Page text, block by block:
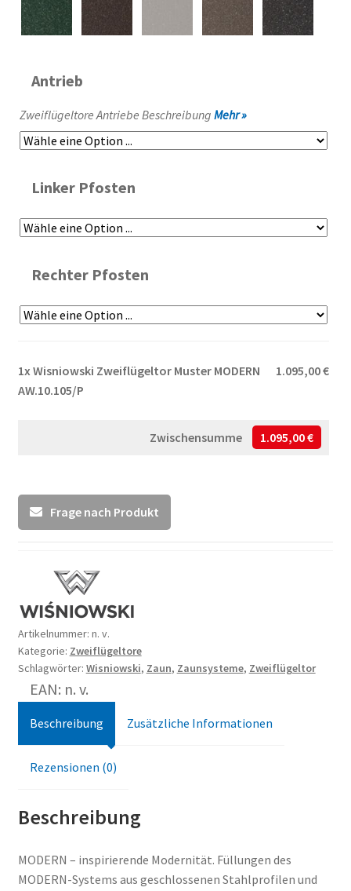
Antrieb
Zweiflügeltore Antriebe Beschreibung Mehr »
Linker Pfosten
Rechter Pfosten
1x Wisniowski Zweiflügeltor Muster MODERN
AW.10.105/P
1.095,00 €
Zwischensumme 1.095,00 €
Frage nach Produkt
Artikelnummer: n. v.
Kategorie: Zweiflügeltore
Schlagwörter: Wisniowski, Zaun, Zaunsysteme, Zweiflügeltor
EAN: n. v.
Beschreibung Zusätzliche Informationen
Rezensionen (0)
Beschreibung
MODERN – inspirierende Modernität. Füllungen des
MODERN-Systems aus geschlossenen Stahlprofilen und